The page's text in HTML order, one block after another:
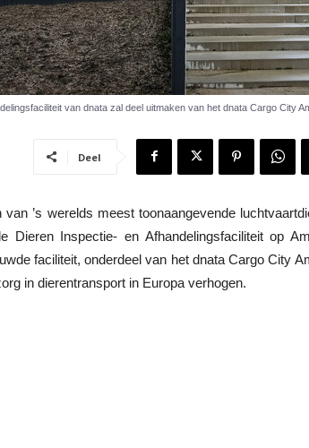
van dnata zal deel uitmaken van het dnata Cargo City
Deel
’s werelds meest toonaangevende
Dieren Inspectie- en Afhandelingsfaciliteit op
faciliteit, onderdeel van het dnata Cargo City
in dierentransport in Europa verhogen.